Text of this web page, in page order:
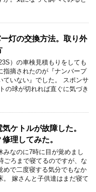
灯の交換方法。取り外
）の車検見積もりをしても
指摘されたのが『ナンバープ
ていない』でした。 スポンサ
の球が切れれば直ぐに気づき
ケトルが故障した。
理してみた。
みなのに7時に目が覚めまし
ごろまで寝てるのですが、な
めで二度寝する気分でもなか
。 嫁さんと子供達はまだ寝て